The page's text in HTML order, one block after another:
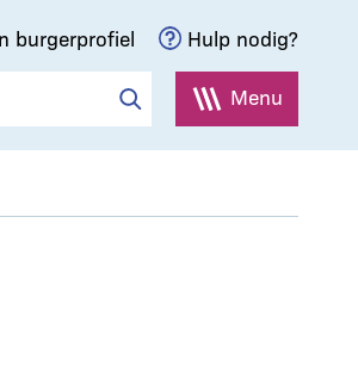
burgerprofiel Hulp nodig?
Menu